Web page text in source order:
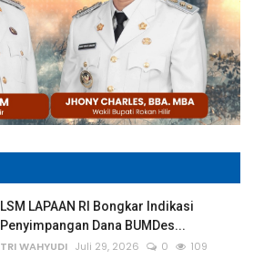
LSM LAPAAN RI Bongkar Indikasi
Penyimpangan Dana BUMDes...
TRI WAHYUDI Juli 29, 2026 0 109